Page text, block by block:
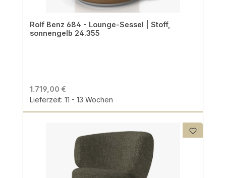
Rolf Benz 684 - Lounge-Sessel | Stoff,
sonnengelb 24.355
1.719,00 €
Lieferzeit: 11 - 13 Wochen